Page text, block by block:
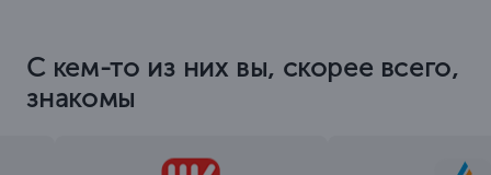
С кем-то из них вы, скорее всего,
знакомы